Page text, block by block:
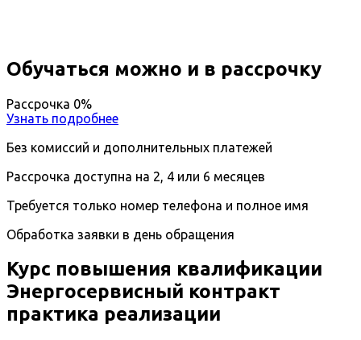
Обучаться можно и в рассрочку
Рассрочка 0%
Узнать подробнее
Без комиссий и дополнительных платежей
Рассрочка доступна на 2, 4 или 6 месяцев
Требуется только номер телефона и полное имя
Обработка заявки в день обращения
Курс повышения квалификации
Энергосервисный контракт
практика реализации